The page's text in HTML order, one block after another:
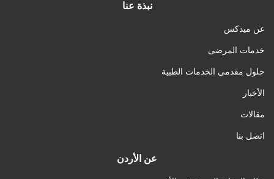
نبذة عنا
عن ميدكس
خدمات المرضى
حلول مقدمي الخدمات الطبية
الأخبار
مقالات
اتصل بنا
عن الأردن